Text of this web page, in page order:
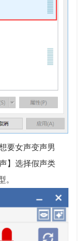
要女声变声男
】选择假声类
。